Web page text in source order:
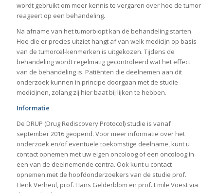
wordt gebruikt om meer kennis te vergaren over hoe de tumor
reageert op een behandeling.
Na afname van het tumorbiopt kan de behandeling starten.
Hoe die er precies uitziet hangt af van welk medicijn op basis
van de tumorcel-kenmerken is uitgekozen. Tijdens de
behandeling wordt regelmatig gecontroleerd wat het effect
van de behandeling is. Patiënten die deelnemen aan dit
onderzoek kunnen in principe doorgaan met de studie
medicijnen, zolang zij hier baat bij lijken te hebben.
Informatie
De DRUP (Drug Rediscovery Protocol) studie is vanaf
september 2016 geopend. Voor meer informatie over het
onderzoek en/of eventuele toekomstige deelname, kunt u
contact opnemen met uw eigen oncoloog of een oncoloog in
een van de deelnemende centra. Ook kunt u contact
opnemen met de hoofdonderzoekers van de studie prof.
Henk Verheul, prof. Hans Gelderblom en prof. Emile Voest via